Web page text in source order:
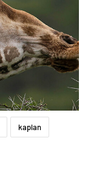
kaplan